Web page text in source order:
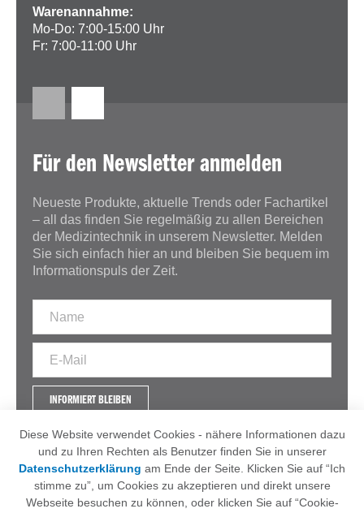
Warenannahme:
Mo-Do: 7:00-15:00 Uhr
Fr: 7:00-11:00 Uhr
Für den Newsletter anmelden
Neueste Produkte, aktuelle Trends oder Fachartikel
– all das finden Sie regelmäßig zu allen Bereichen
der Medizintechnik in unserem Newsletter. Melden
Sie sich einfach hier an und bleiben Sie bequem im
Informationspuls der Zeit.
INFORMIERT BLEIBEN
IMPRESSUM
AGB
DATENSCHUTZERKLÄRUNG
Diese Website verwendet Cookies - nähere Informationen dazu
und zu Ihren Rechten als Benutzer finden Sie in unserer
Datenschutzerklärung am Ende der Seite. Klicken Sie auf “Ich
stimme zu”, um Cookies zu akzeptieren und direkt unsere
Webseite besuchen zu können, oder klicken Sie auf “Cookie-